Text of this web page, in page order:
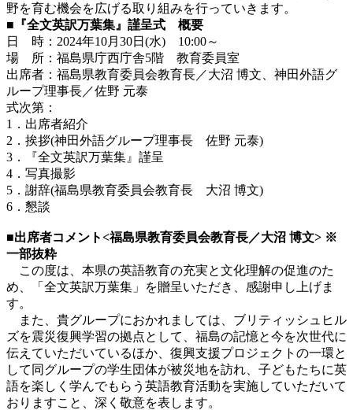
野を育む機会を広げる取り組みを行っていきます。
■『全文英訳万葉集』謹呈式 概要
日 時：2024年10月30日(水) 10:00～
場 所：福島県庁西庁舎5階 教育委員室
出席者：福島県教育委員会教育長／大沼 博文、神田外語グ
ループ理事長／佐野 元泰
式次第：
1．出席者紹介
2．挨拶(神田外語グループ理事長 佐野 元泰)
3．『全文英訳万葉集』謹呈
4．写真撮影
5．謝辞(福島県教育委員会教育長 大沼 博文)
6．懇談
■出席者コメント<福島県教育委員会教育長／大沼 博文> ※
一部抜粋
この度は、本県の英語教育の充実と文化理解の促進のた
め、「全文英訳万葉集」を贈呈いただき、感謝申し上げま
す。
また、貴グループにおかれましては、ブリティッシュヒル
ズを震災復興学習の拠点として、福島の記憶と今を次世代に
伝えていただいているほか、復興支援プロジェクトの一環と
して同グループの学生団体が被災地を訪れ、子どもたちに英
語を楽しく学んでもらう英語教育活動を実施していただいて
おりますこと、深く敬意を表します。